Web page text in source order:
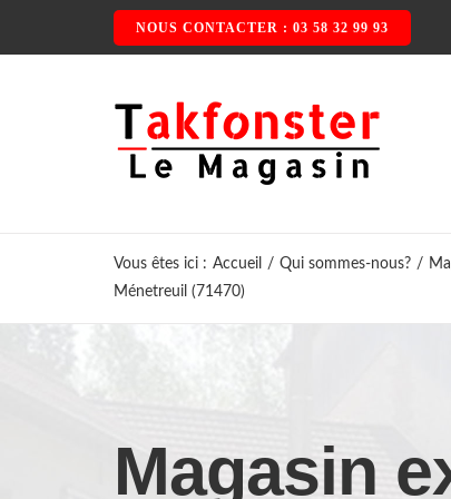
NOUS CONTACTER : 03 58 32 99 93
Vous êtes ici : Accueil / Qui sommes-nous? /
Ménetreuil (71470)
Magasin